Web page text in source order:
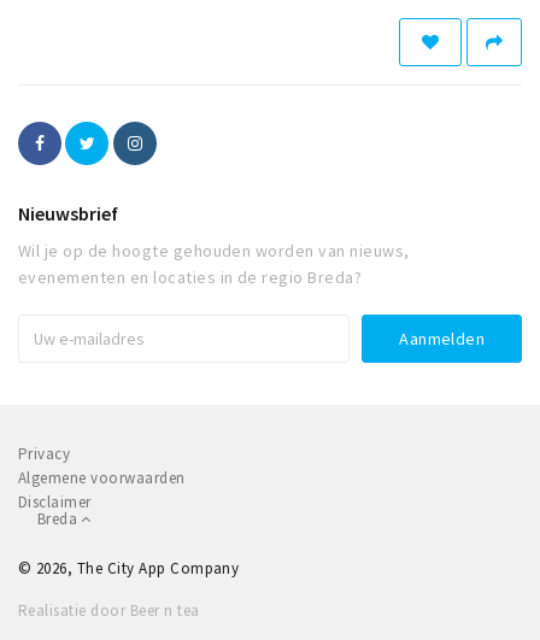
Nieuwsbrief
Wil je op de hoogte gehouden worden van nieuws,
evenementen en locaties in de regio Breda?
Privacy
Algemene voorwaarden
Disclaimer
Breda
© 2026, The City App Company
Realisatie door Beer n tea